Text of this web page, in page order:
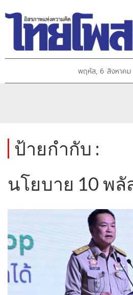
พฤหัส, 6 สิงหาค
ป้ายกำกับ :
นโยบาย 10 พลั